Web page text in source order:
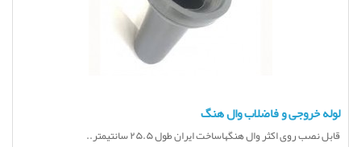
لوله خروجی و فاضلاب وال هنگ
قابل نصب روی اکثر وال هنگهاساخت ایران طول ۲۵.۵ سانتیمتر..